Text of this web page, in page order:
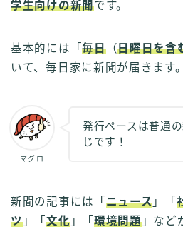
学生向けの新聞です。
基本的には「毎日（日曜日を含
いて、毎日家に新聞が届きます。
マグロ
発行ペースは普通
じです！
新聞の記事には「 ニュース 」「
ツ」「文化」「 環境問題」など